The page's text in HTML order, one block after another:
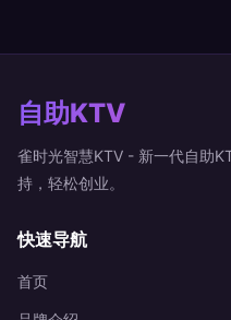
自助KTV
雀时光智慧KTV - 新一代自助
持，轻松创业。
快速导航
首页